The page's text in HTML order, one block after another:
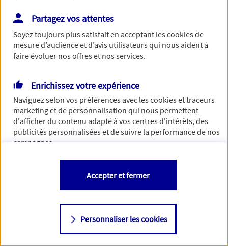
Vous disposez de droits sur les informations vous concernant. Pour
plus d’informations,cliquez ici.
Partagez vos attentes
Soyez toujours plus satisfait en acceptant lescookiesde
mesure d’audience et d’avis utilisateurs qui nous aident à
faire évoluer nos offres et nos services.
Enrichissez votre expérience
Naviguez selon vos préférences avec lescookies et traceurs
marketing et de personnalisation qui nous permettent
d'afficher du contenu adapté à vos centres d'intérêts, des
publicités personnalisées et de suivre la performance de nos
campagnes.
Vous êtes libre de les accepter, de les refuser comme de
changer d'avis à tout moment en allant sur
Consulter notre politique decookies
Personnaliser les cookies
Accepter et fermer